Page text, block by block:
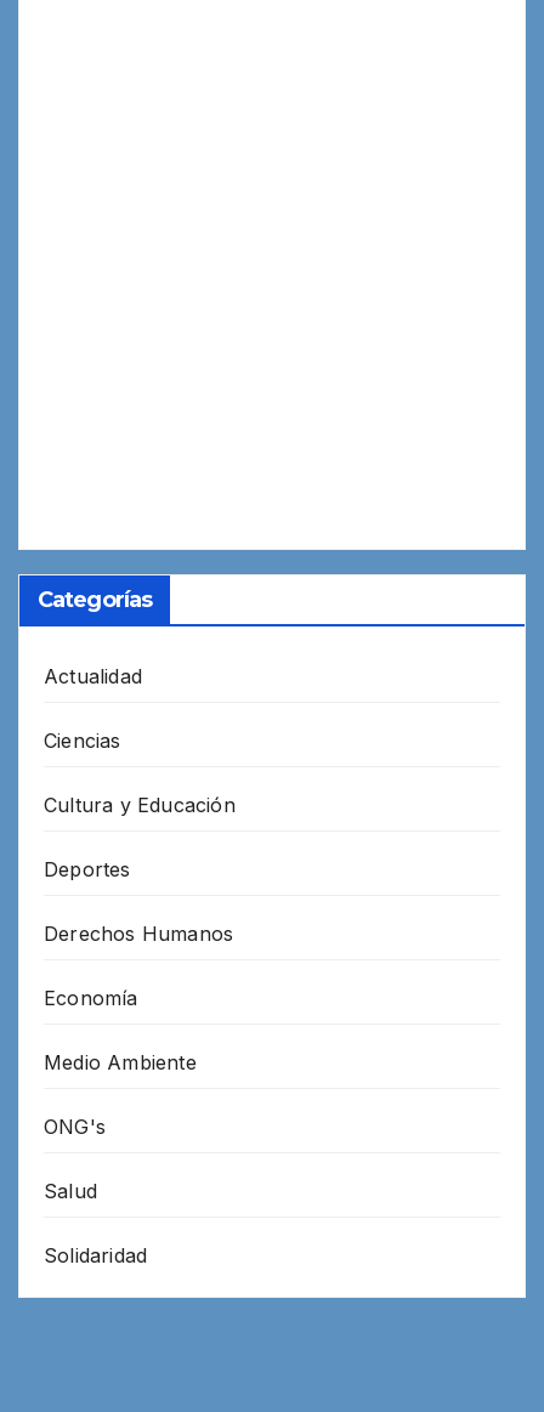
Categorías
Actualidad
Ciencias
Cultura y Educación
Deportes
Derechos Humanos
Economía
Medio Ambiente
ONG's
Salud
Solidaridad